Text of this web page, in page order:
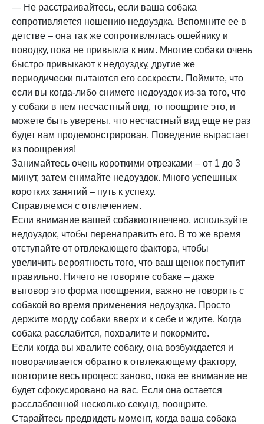
— Не расстраивайтесь, если ваша собака
сопротивляется ношению недоуздка. Вспомните ее в
детстве – она так же сопротивлялась ошейнику и
поводку, пока не привыкла к ним. Многие собаки очень
быстро привыкают к недоуздку, другие же
периодически пытаются его соскрести. Поймите, что
если вы когда-либо снимете недоуздок из-за того, что
у собаки в нем несчастный вид, то поощрите это, и
можете быть уверены, что несчастный вид еще не раз
будет вам продемонстрирован. Поведение вырастает
из поощрения!
Занимайтесь очень короткими отрезками – от 1 до 3
минут, затем снимайте недоуздок. Много успешных
коротких занятий – путь к успеху.
Справляемся с отвлечением.
Если внимание вашей собакиотвлечено, используйте
недоуздок, чтобы перенаправить его. В то же время
отступайте от отвлекающего фактора, чтобы
увеличить вероятность того, что ваш щенок поступит
правильно. Ничего не говорите собаке – даже
выговор это форма поощрения, важно не говорить с
собакой во время применения недоуздка. Просто
держите морду собаки вверх и к себе и ждите. Когда
собака расслабится, похвалите и покормите.
Если когда вы хвалите собаку, она возбуждается и
поворачивается обратно к отвлекающему фактору,
повторите весь процесс заново, пока ее внимание не
будет сфокусировано на вас. Если она остается
расслабленной несколько секунд, поощрите.
Старайтесь предвидеть момент, когда ваша собака